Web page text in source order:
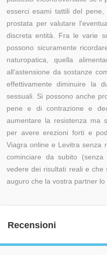
esserci esami tattili del
prostata per valutare
discreta entità. Fra le varie
possono sicuramente
naturopatica, quella
all'astensione da sostanze
effettivamente diminuire la
sessuali. Si possono anche
pene e di contrazione e
aumentare la resistenza ma
per avere erezioni forti e
Viagra online e Levitra senza
cominciare da subito
vedere dei risultati reali e che
auguro che la vostra partner lo
Recensioni